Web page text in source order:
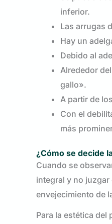
inferior.
Las arrugas
Hay un
Debido al
Alrededor
gallo».
A partir de
Con el
más
¿Cómo se decide
Cuando se
integral y no
envejecimiento de
Para la estética del